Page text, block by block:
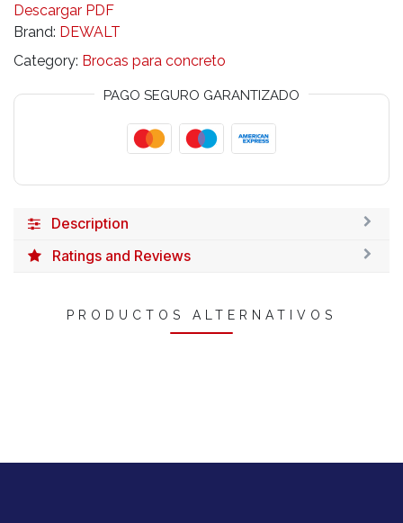
Descargar PDF
Brand: DEWALT
Category: Brocas para concreto
PAGO SEGURO GARANTIZADO
Description
Ratings and Reviews
PRODUCTOS ALTERNATIVOS